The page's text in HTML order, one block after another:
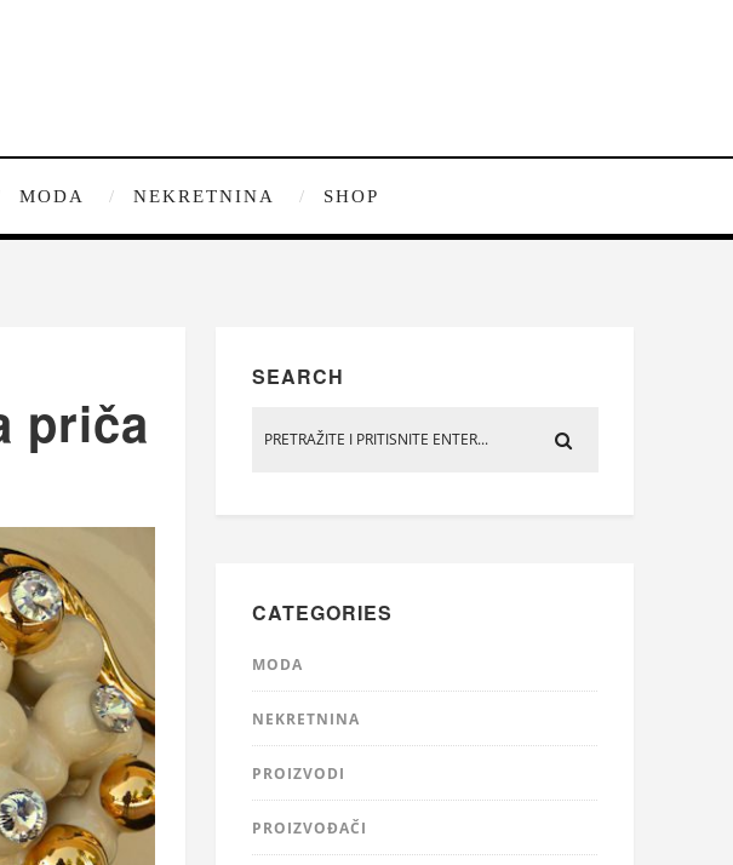
MODA NEKRETNINA SHOP
priča
SEARCH
CATEGORIES
MODA
NEKRETNINA
PROIZVODI
PROIZVOĐAČI